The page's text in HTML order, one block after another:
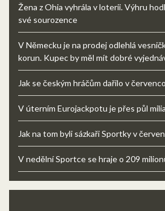
Žena z Ohia vyhrála v loterii. Výhru
své sourozence
V Německu je na prodej odlehlá
korun. Kupec by měl mít dobré
Jak se českým hráčům dařilo v
V úterním Eurojackpotu je přes půl
Jak na tom byli sázkaři Sportky v
V nedělní Sportce se hraje o 209